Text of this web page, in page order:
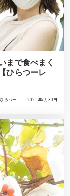
まで食べまく
ひらつーレ
らつー 2021年7月30日